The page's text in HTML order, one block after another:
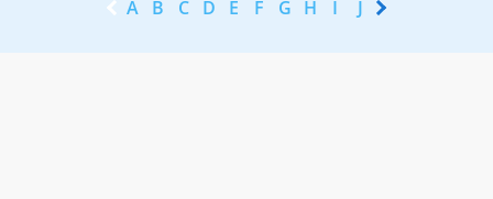
A B C D E F G H I J K